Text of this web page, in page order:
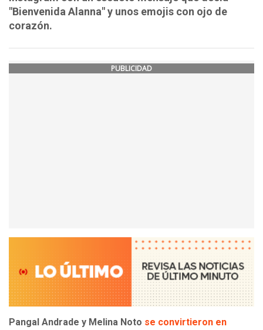
"Bienvenida Alanna" y unos emojis con ojo de
corazón.
PUBLICIDAD
Pangal Andrade y Melina Noto se convirtieron en